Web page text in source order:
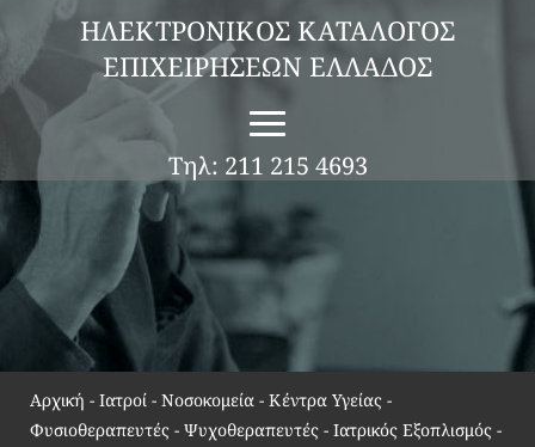
ΗΛΕΚΤΡΟΝΙΚΟΣ ΚΑΤΑΛΟΓΟΣ
ΕΠΙΧΕΙΡΗΣΕΩΝ ΕΛΛΑΔΟΣ
Τηλ: 211 215 4693
Αρχική - Ιατροί - Νοσοκομεία - Κέντρα Υγείας -
Φυσιοθεραπευτές - Ψυχοθεραπευτές - Ιατρικός Εξοπλισμός-